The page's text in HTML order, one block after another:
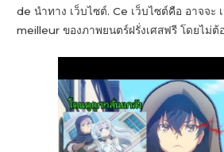
de นำทาง เว็บไซต์. Ce เว็บไซต์คือ อาจจะ
meilleur ของภาพยนตร์ฝรั่งเศสฟรี โดยไม่ต้